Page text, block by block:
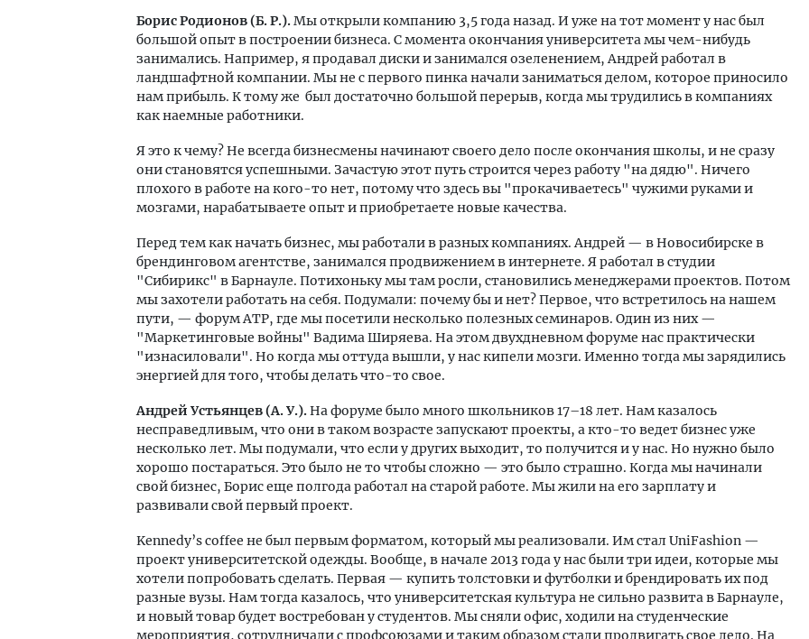
Борис Родионов (Б. Р.).Мы открыли компанию 3,5 года назад. И уже на тот момент у нас был
большой опыт в построении бизнеса. С момента окончания университета мы чем-нибудь
занимались. Например, я продавал диски и занимался озеленением, Андрей работал в
ландшафтной компании. Мы не с первого пинка начали заниматься делом, которое приносило
нам прибыль. К тому же был достаточно большой перерыв, когда мы трудились в компаниях
как наемные работники.
Я это к чему? Не всегда бизнесмены начинают своего дело после окончания школы, и не сразу
они становятся успешными. Зачастую этот путь строится через работу "на дядю". Ничего
плохого в работе на кого-то нет, потому что здесь вы "прокачиваетесь" чужими руками и
мозгами, нарабатываете опыт и приобретаете новые качества.
Перед тем как начать бизнес, мы работали в разных компаниях. Андрей — в Новосибирске в
брендинговом агентстве, занимался продвижением в интернете. Я работал в студии
"Сибирикс" в Барнауле. Потихоньку мы там росли, становились менеджерами проектов. Потом
мы захотели работать на себя. Подумали: почему бы и нет? Первое, что встретилось на нашем
пути, — форум АТР, где мы посетили несколько полезных семинаров. Один из них —
"Маркетинговые войны" Вадима Ширяева. На этом двухдневном форуме нас практически
"изнасиловали". Но когда мы оттуда вышли, у нас кипели мозги. Именно тогда мы зарядились
энергией для того, чтобы делать что-то свое.
Андрей Устьянцев (А. У.).На форуме было много школьников 17–18 лет. Нам казалось
несправедливым, что они в таком возрасте запускают проекты, а кто-то ведет бизнес уже
несколько лет. Мы подумали, что если у других выходит, то получится и у нас. Но нужно было
хорошо постараться. Это было не то чтобы сложно — это было страшно. Когда мы начинали
свой бизнес, Борис еще полгода работал на старой работе. Мы жили на его зарплату и
развивали свой первый проект.
Kennedy’s coffee не был первым форматом, который мы реализовали. Им стал UniFashion —
проект университетской одежды. Вообще, в начале 2013 года у нас были три идеи, которые мы
хотели попробовать сделать. Первая — купить толстовки и футболки и брендировать их под
разные вузы. Нам тогда казалось, что университетская культура не сильно развита в Барнауле,
и новый товар будет востребован у студентов. Мы сняли офис, ходили на студенческие
мероприятия, сотрудничали с профсоюзами и таким образом стали продвигать свое дело. На